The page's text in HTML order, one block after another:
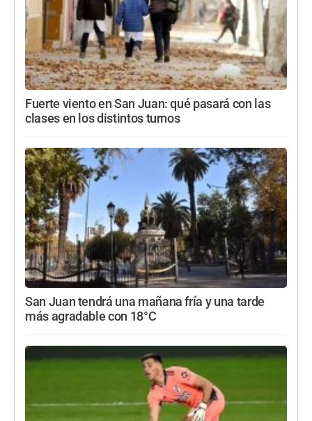
Fuerte viento en San Juan: qué pasará con las
clases en los distintos turnos
San Juan tendrá una mañana fría y una tarde
más agradable con 18°C